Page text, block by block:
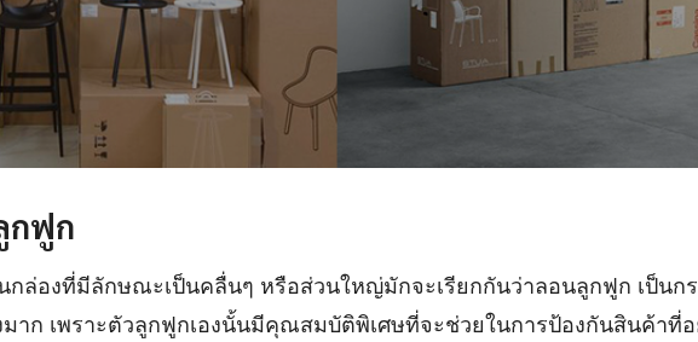
กฟูก
กล่องที่มีลักษณะเป็นคลื่นๆ หรือส่วนใหญ่มักจะเรียกกันว่าลอนลูกฟูก เป็นก
าก เพราะตัวลูกฟูกเองนั้นมีคุณสมบัติพิเศษที่จะช่วยในการป้องกันสินค้าที่